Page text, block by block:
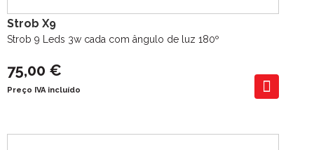
Strob X9
Strob 9 Leds 3w cada com ângulo de luz 180º
75,00 €
Preço IVA incluído